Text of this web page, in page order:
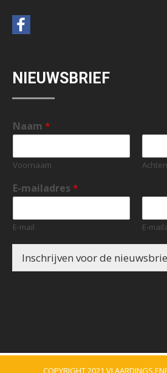
NIEUWSBRIEF
Naam *
Voornaam
E-mailadres *
E-mail E-
Inschrijven voor de
COPYRIGHT 2021 VLAARDINGS